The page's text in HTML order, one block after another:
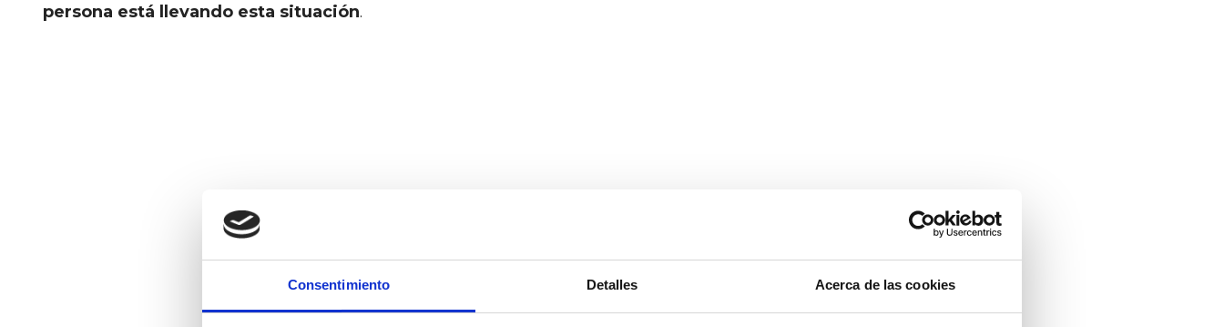
Consentimiento Detalles Acerca de las cookies
persona está llevando esta situación.